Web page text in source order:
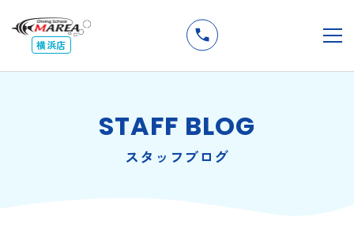
横浜店
STAFF BLOG
スタッフブログ